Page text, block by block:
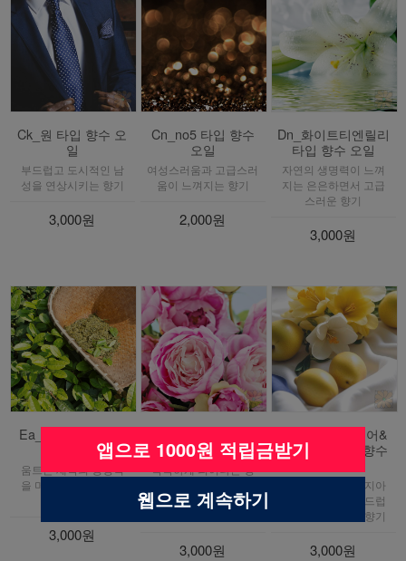
Ck_원 타입 향수 오
일
부드럽고 도시적인 남
성을 연상시키는 향기
3,000원
Cn_no5 타입 향수
오일
여성스러움과 고급스러
움이 느껴지는 향기
2,000원
Dn_화이트티엔릴리
타입 향수 오일
자연의 생명력이 느껴
지는 은은하면서 고급
스러운 향기
3,000원
Ea_그린티 타입 향
움트는 새싹의 생명력
을 머금은듯한 은은한
3,000원
입 향수 오일
촉촉하게 피어나는 영
키는 우아하면서도 여
3,000원
Jm_잉글리쉬페어&
프리지아 타입 향수
잘 익은 배와 프리지아
향이 어우러진, 부드럽
고 산뜻한 과일꽃 향기
3,000원
앱으로 1000원 적립금받기
웹으로 계속하기